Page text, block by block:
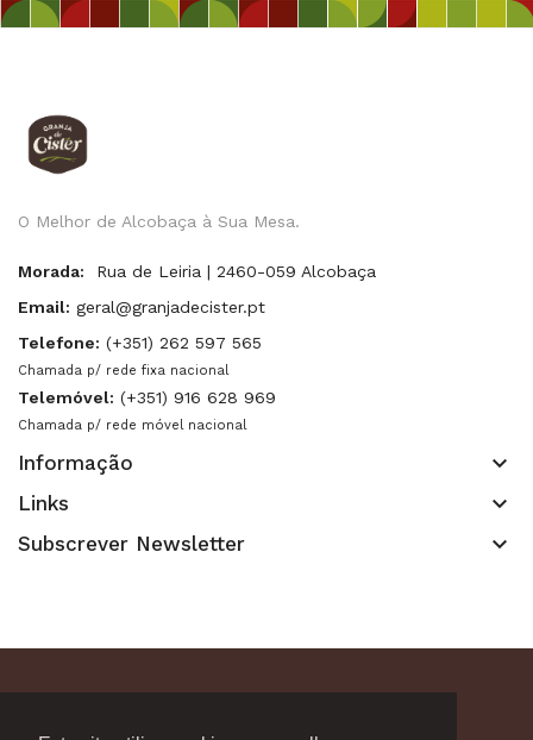
O Melhor de Alcobaça à Sua Mesa.
Morada:
Rua de Leiria | 2460-059 Alcobaça
Email: geral@granjadecister.pt
Telefone: (+351) 262 597 565
Chamada p/ rede fixa nacional
Telemóvel: (+351) 916 628 969
Chamada p/ rede móvel nacional
Informação keyboard_arrow_down
Links keyboard_arrow_down
Subscrever Newsletter keyboard_arrow_down